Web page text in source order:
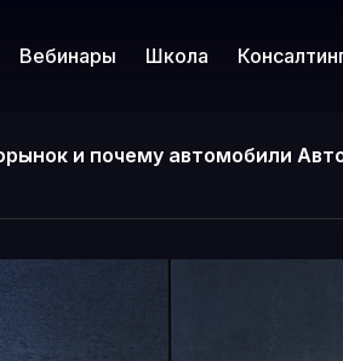
Вебинары Школа
и почему автомобили